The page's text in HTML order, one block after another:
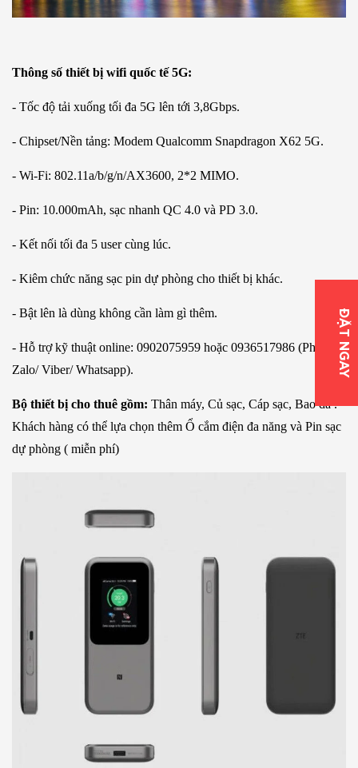
Thông số thiết bị wifi quốc tế 5G:
- Tốc độ tải xuống tối đa 5G lên tới 3,8Gbps.
- Chipset/Nền tảng: Modem Qualcomm Snapdragon X62 5G.
- Wi-Fi: 802.11a/b/g/n/AX3600, 2*2 MIMO.
- Pin: 10.000mAh, sạc nhanh QC 4.0 và PD 3.0.
- Kết nối tối đa 5 user cùng lúc.
- Kiêm chức năng sạc pin dự phòng cho thiết bị khác.
- Bật lên là dùng không cần làm gì thêm.
- Hỗ trợ kỹ thuật online: 0902075959 hoặc 0936517986 (Phone/
Zalo/ Viber/ Whatsapp).
Bộ thiết bị cho thuê gồm: Thân máy, Củ sạc, Cáp sạc, Bao da .
Khách hàng có thể lựa chọn thêm Ổ cắm điện đa năng và Pin sạc
dự phòng ( miễn phí)
ĐẶT NGAY